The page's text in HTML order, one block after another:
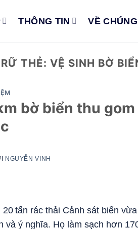
THÔNG TIN VỀ
THẺ: VỆ SINH BỜ
bờ biển thu gom
NGUYỄN VINH
tấn rác thải Cảnh sát biển
ý nghĩa. Họ làm sạch hơn